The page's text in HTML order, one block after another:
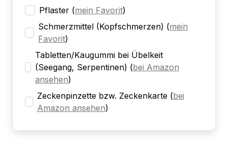
Pflaster (mein Favorit)
Schmerzmittel (Kopfschmerzen) (mein
Favorit)
Tabletten/Kaugummi bei Übelkeit
(Seegang, Serpentinen) (bei Amazon
ansehen)
Zeckenpinzette bzw. Zeckenkarte (bei
Amazon ansehen)